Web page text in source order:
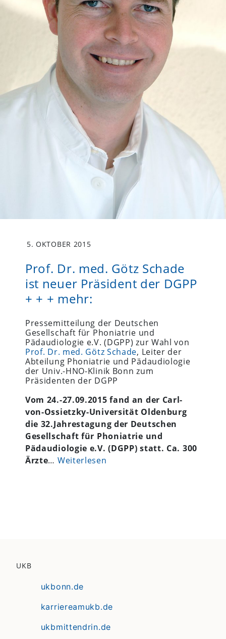
5. OKTOBER 2015
Prof. Dr. med. Götz Schade
ist neuer Präsident der DGPP
+ + + mehr:
Pressemitteilung der Deutschen
Gesellschaft für Phoniatrie und
Pädaudiologie e.V. (DGPP) zur Wahl von
Prof. Dr. med. Götz Schade, Leiter der
Abteilung Phoniatrie und Pädaudiologie
der Univ.-HNO-Klinik Bonn zum
Präsidenten der DGPP
Vom 24.-27.09.2015 fand an der Carl-
von-Ossietzky-Universität Oldenburg
die 32.Jahrestagung der Deutschen
Gesellschaft für Phoniatrie und
Pädaudiologie e.V. (DGPP) statt. Ca. 300
Ärzte… Weiterlesen
UKB
ukbonn.de
karriereamukb.de
ukbmittendrin.de